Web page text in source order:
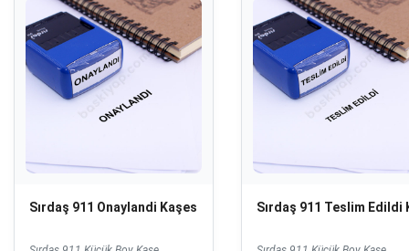
Sırdaş 911 Onaylandi Kaşesi Sırdaş 911 Teslim Edildi